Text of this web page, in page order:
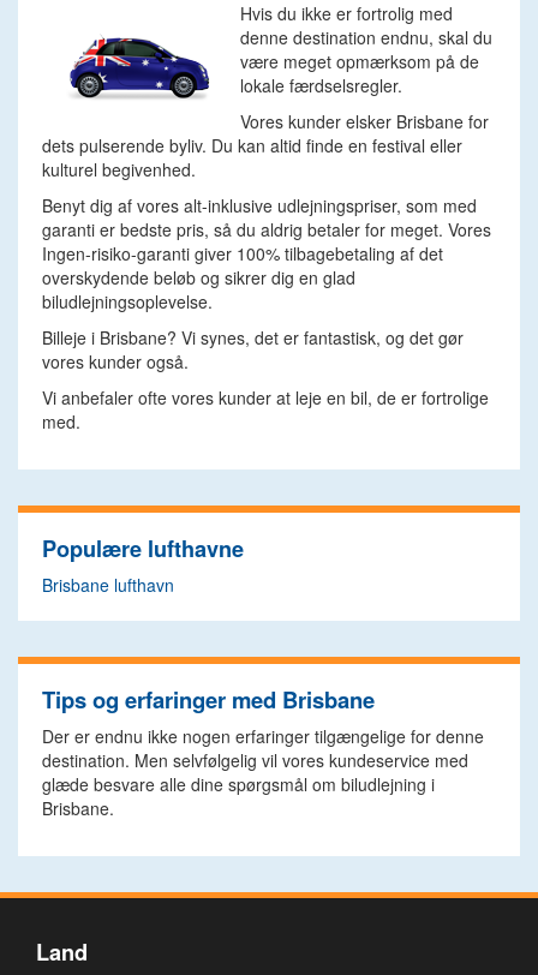
Hvis du ikke er fortrolig med
denne destination endnu, skal du
være meget opmærksom på de
lokale færdselsregler.
Vores kunder elsker Brisbane for
dets pulserende byliv. Du kan altid finde en festival eller
kulturel begivenhed.
Benyt dig af vores alt-inklusive udlejningspriser, som med
garanti er bedste pris, så du aldrig betaler for meget. Vores
Ingen-risiko-garanti giver 100% tilbagebetaling af det
overskydende beløb og sikrer dig en glad
biludlejningsoplevelse.
Billeje i Brisbane? Vi synes, det er fantastisk, og det gør
vores kunder også.
Vi anbefaler ofte vores kunder at leje en bil, de er fortrolige
med.
Populære lufthavne
Brisbane lufthavn
Tips og erfaringer med Brisbane
Der er endnu ikke nogen erfaringer tilgængelige for denne
destination. Men selvfølgelig vil vores kundeservice med
glæde besvare alle dine spørgsmål om biludlejning i
Brisbane.
Land